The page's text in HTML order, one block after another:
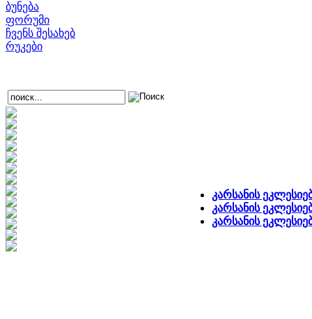
ბუნება
ფორუმი
ჩვენს შესახებ
რუკები
კარსანის
კარსანის
კარსანის